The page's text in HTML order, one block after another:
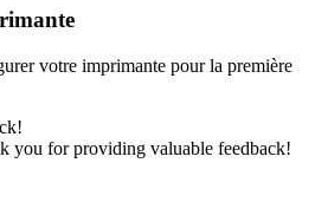
votre imprimante pour la première
you for providing valuable feedback!